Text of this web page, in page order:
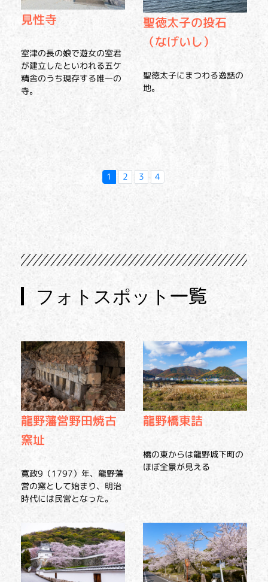
見性寺
室津の長の娘で遊女の室君
が建立したといわれる五ケ
精舎のうち現存する唯一の
寺。
聖徳太子の投石
（なげいし）
聖徳太子にまつわる逸話の
地。
1 2 3 4
フォトスポット一覧
龍野藩営野田焼古
窯址
寛政9（1797）年、龍野藩
営の窯として始まり、明治
時代には民営となった。
龍野橋東詰
橋の東からは龍野城下町の
ほぼ全景が見える